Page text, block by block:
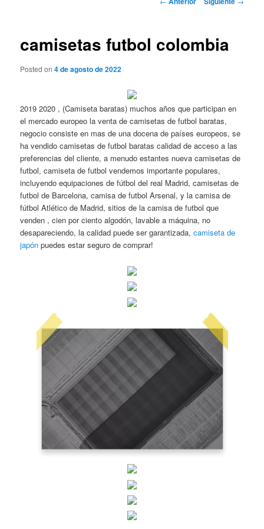
camisetas futbol colombia
Posted on4 de agosto de 2022
2019 2020 , (Camiseta baratas) muchos años que participan en
el mercado europeo la venta de camisetas de futbol baratas,
negocio consiste en mas de una docena de países europeos, se
ha vendido camisetas de futbol baratas calidad de acceso a las
preferencias del cliente, a menudo estantes nueva camisetas de
futbol, camiseta de futbol vendemos importante populares,
incluyendo equipaciones de fútbol del real Madrid, camisetas de
futbol de Barcelona, camisa de futbol Arsenal, y la camisa de
fútbol Atlético de Madrid, sitios de la camisa de futbol que
venden , cien por ciento algodón, lavable a máquina, no
desapareciendo, la calidad puede ser garantizada,camiseta de
japón puedes estar seguro de comprar!